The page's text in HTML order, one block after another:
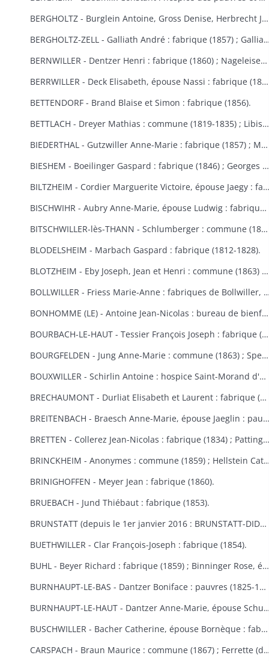
BERGHOLTZ - Burglein Antoine, Gross Denise, Herbrecht Joseph, Peter Joseph, Tresch Maurice, Zissler Xavier : commune (1844) ; Kuntz Charles : fabrique (1867) ; Ruck Michel, Schill Marie-Anne : fabrique (1866).
BERGHOLTZ-ZELL - Galliath André : fabrique (1857) ; Galliath Joseph : fabrique (1830) ; Koch Joseph : fabrique (1832) ; Meyer Madeleine : fabrique (1868) ; Reck Nicolas : commune (1861) ; Riegert Françoise, épouse Striess : fabrique (1856) ; Steyer Joseph : fabrique (1859) ; Strich Sébastien : fabrique (1839).
BERNWILLER - Dentzer Henri : fabrique (1860) ; Nageleisen Michel : fabrique (1857).
BERRWILLER - Deck Elisabeth, épouse Nassi : fabrique (1838) ; Freyburger Brigitte, épouse Neff : fabrique (1836) ; Koehl Brigitte, épouse Wintenberger : fabrique (1841) ; Nass Marie-Anne, épouse Muller : fabrique (1825) ; Schmitt Jean : fabrique (1838) ; Stocker Thibaud : fabrique (1855) ; Weinmann Thiébaut : fabriques de Berrwiller et Riedisheim (1850) ; Woehl Blaise : fabrique (1825) ; Wolffelsberger Anne-Marie et Anastase : fabrique (1840-1842) .
BETTENDORF - Brand Blaise et Simon : fabrique (1856).
BETTLACH - Dreyer Mathias : commune (1819-1835) ; Libis Anne-Marie : fabrique (1854) ; Springenfeld Jacques : commune (1819).
BIEDERTHAL - Gutzwiller Anne-Marie : fabrique (1857) ; Martin Jacques : fabrique et école (1848).
BIESHEM - Boeilinger Gaspard : fabrique (1846) ; Georges Agathe : fabrique (1852) ; Kuettler Marie-Anne, épouse Studer : fabrique (1828) ; Meglin Isidore : fabrique (1847) ; Schmitt Marie-Anne, épouse Gamp : fabrique (1841).
BILTZHEIM - Cordier Marguerite Victoire, épouse Jaegy : fabrique (1851).
BISCHWIHR - Aubry Anne-Marie, épouse Ludwig : fabrique (1854-1858) ; Broly Joseph : fabrique (1848) ; Frich Marie-Madeleine : fabrique (1852) ; Jourdain Marie-Claire, épouse Helmlinger : fabrique (1857-1860) ; Steib Mathias : commune (1852).
BITSCHWILLER-lès-THANN - Schlumberger : commune (1867).
BLODELSHEIM - Marbach Gaspard : fabrique (1812-1828).
BLOTZHEIM - Eby Joseph, Jean et Henri : commune (1863) ; Hertzog Jean Antoine : bureau de bienfaisance (1851) ; Moser Ursule : fabrique (1851) ; Rein Madeleine et Rein ?, épouse Berra : bureau de bienfaisance (1862-1867) ; Schermesser Guillaume : pauvres (1853) ; Thannberger Jean : commune (1861) ; Verger (de) Jean-Baptiste et de Noël Annette, épouse de Verger : pauvres (1853).
BOLLWILLER - Friess Marie-Anne : fabriques de Bollwiller, de Feldkirch et de Soultzmatt (1864).
BONHOMME (LE) - Antoine Jean-Nicolas : bureau de bienfaisance (1862-1865) ; Cowreau Jean-Baptiste : fabrique (1846-1857) ; Herque Marie, épouse Jeanclaude : commune (1855) ; Humbert Jean-Baptiste : fabrique (1859) ; Simon Jean-Baptiste (1846) ; Vautrinot Marie-Marguerite, épouse Sitte : pauvres (1853).
BOURBACH-LE-HAUT - Tessier François Joseph : fabrique (1853).
BOURGFELDEN - Jung Anne-Marie : commune (1863) ; Spenlihauer Christophe : commune (1869).
BOUXWILLER - Schirlin Antoine : hospice Saint-Morand d'Altkirch (1867) ; Stehlin François Joseph : fabriques de Bouxwiller et de Raedersdorf (1854).
BRECHAUMONT - Durliat Elisabeth et Laurent : fabrique (1851-1856) ; Gerber Catherine : fabrique (1860).
BREITENBACH - Braesch Anne-Marie, épouse Jaeglin : pauvres (1856) ; Wodey Martin : commune (1869).
BRETTEN - Collerez Jean-Nicolas : fabrique (1834) ; Pattingre : fabrique et pauvres (1828) ; Suisse Rémy : fabrique (1848).
BRINCKHEIM - Anonymes : commune (1859) ; Hellstein Catherine, épouse Spery, Spery Joseph : fabrique (1823) ; Stoecklin Joseph : fabrique (1828) ; Wespisser Bernard, Baumann Marie-Anne : fabrique (1820-1847).
BRINIGHOFFEN - Meyer Jean : fabrique (1860).
BRUEBACH - Jund Thiébaut : fabrique (1853).
BRUNSTATT (depuis le 1er janvier 2016 : BRUNSTATT-DIDENHEIM) - Moesch François Antoine : fabrique (1818) ; Schultz Antoine : fabrique (1856) ; Voegtlin Georges : fabrique (1862).
BUETHWILLER - Clar François-Joseph : fabrique (1854).
BUHL - Beyer Richard : fabrique (1859) ; Binninger Rose, épouse Jenny : fabrique (1823) ; Cladell Reine, Hoeblen Catherine, Keck Bernard, Marbach Joseph : fabrique (1850) ; Gilg Madeleine, épouse Beck : fabrique (1829) ; Gutschenreiter Dominique : fabrique (1853) ; Hiltenbrand Dominique : fabrique (1852) ; Kungler Dominique : fabrique (1851) ; Macbacher Joseph, Neyer Dominique, Niess Jean, Tenzinger Madeleine : fabrique (1850) ; Zeny Jean : fabrique (1848).
BURNHAUPT-LE-BAS - Dantzer Boniface : pauvres (1825-1830) ; Dantzer François Joseph : fabrique (1834).
BURNHAUPT-LE-HAUT - Dantzer Anne-Marie, épouse Schuler : fabrique (1825) ; Hirth Georges : fabrique (1853) ; Kroener Thiébaut, Schwebelin Elisabeth : fabrique (1841) ; Mackerer Louis : fabrique (1846) ; Schwebelen Catherine : pauvres (1870).
BUSCHWILLER - Bacher Catherine, épouse Bornèque : fabrique (1867-1869) ; Woog Nathan : communauté israélite (1869).
CARSPACH - Braun Maurice : commune (1867) ; Ferrette (de) Jean-Baptiste : pauvres (1832).